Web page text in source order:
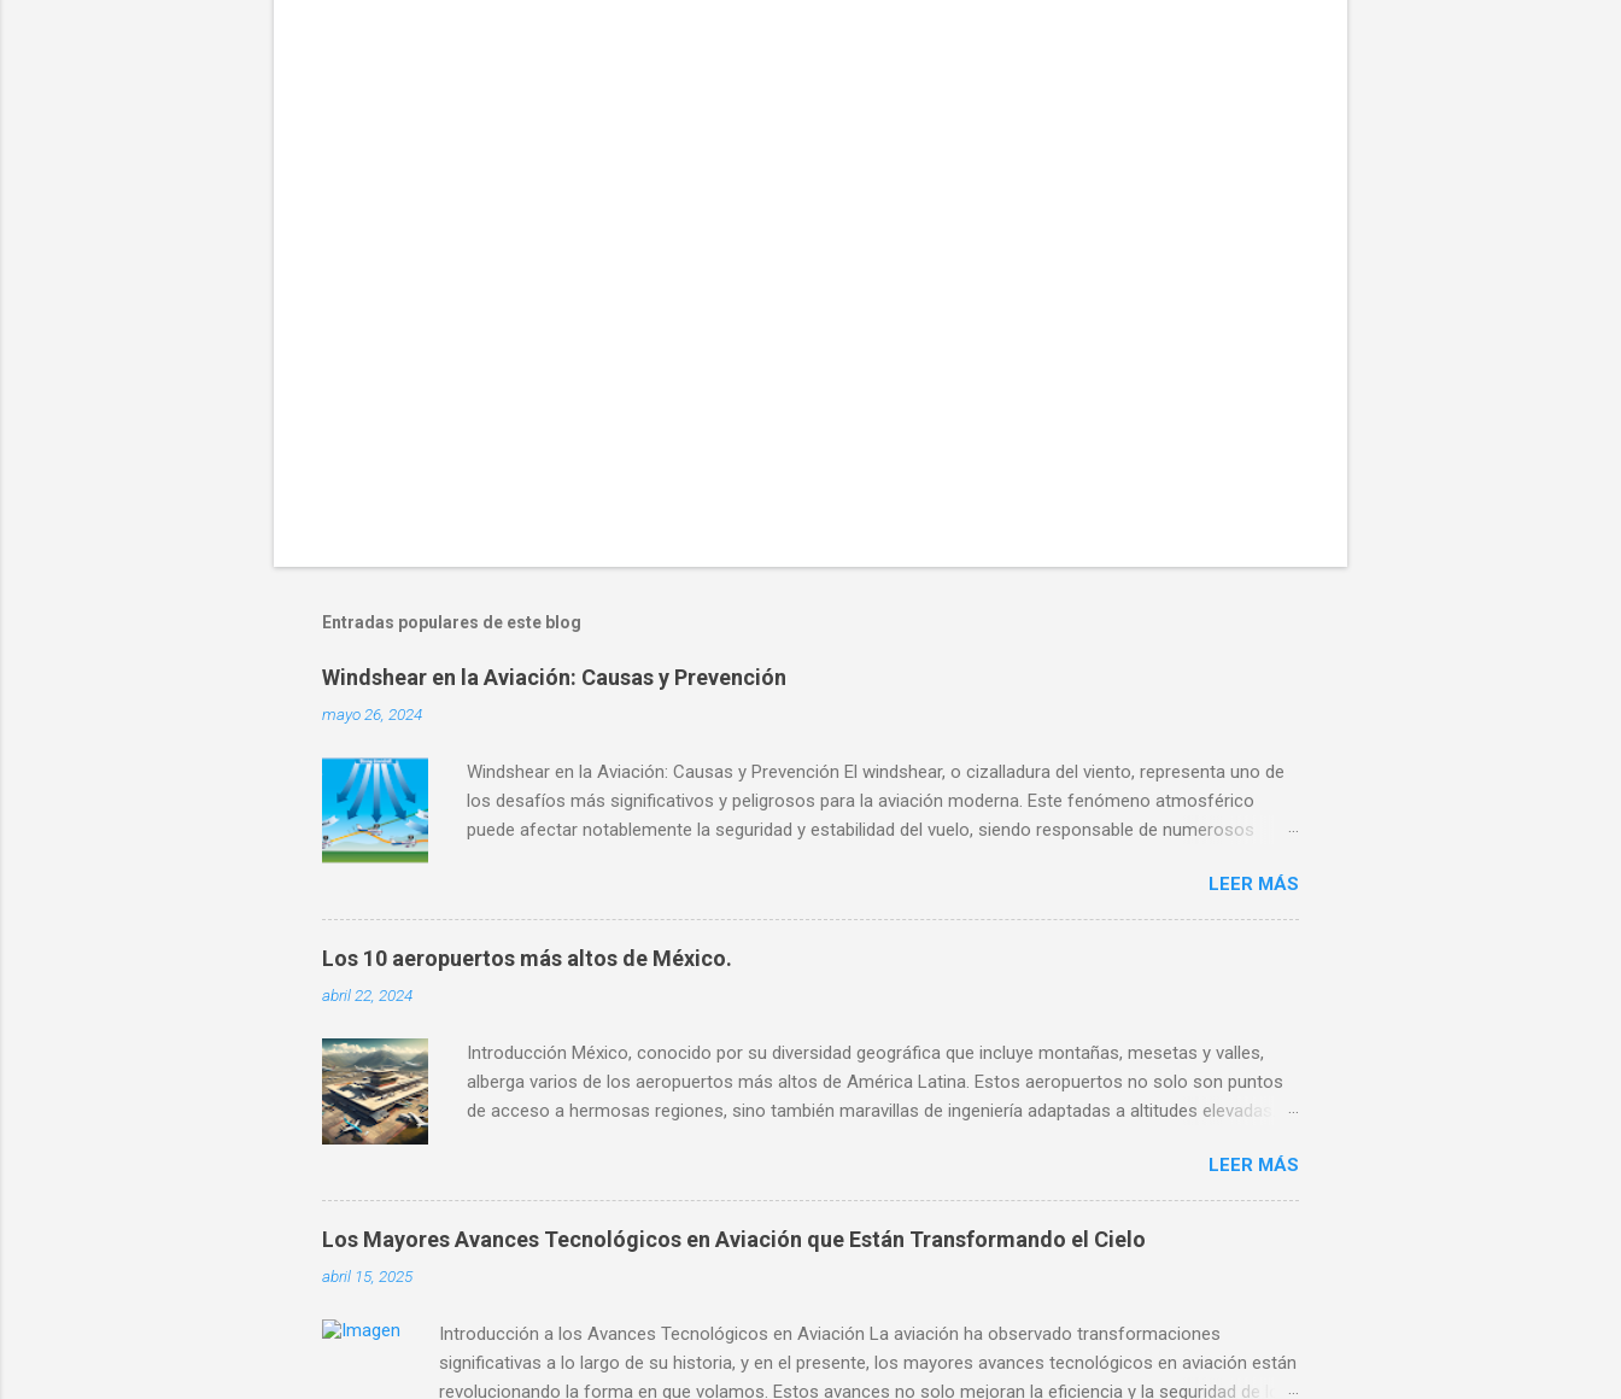
Entradas populares de este blog
Windshear en la Aviación: Causas y Prevención
mayo 26, 2024
Windshear en la Aviación: Causas y Prevención El windshear, o cizalladura del viento, representa uno de
los desafíos más significativos y peligrosos para la aviación moderna. Este fenómeno atmosférico
puede afectar notablemente la seguridad y estabilidad del vuelo, siendo responsable de numerosos
aviación es, por tanto, una prioridad crítica tanto para pilotos como para operadores de aeropuertos y
servicios meteorológicos. En este artículo, exploraremos en detalle qué es el windshear, sus tipos y
cómo afecta a la aviación . También analizaremos las principales causas de su aparición, abarcando
LEER MÁS
Los 10 aeropuertos más altos de México.
abril 22, 2024
Introducción México, conocido por su diversidad geográfica que incluye montañas, mesetas y valles,
alberga varios de los aeropuertos más altos de América Latina. Estos aeropuertos no solo son puntos
de acceso a hermosas regiones, sino también maravillas de ingeniería adaptadas a altitudes elevadas.
importancia que tienen para sus respectivas regiones. 1. Aeropuerto Internacional Felipe Ángeles (AIFA)
Ubicado en Zumpango, Estado de México, el Aeropuerto Internacional Felipe Ángeles es uno de los más
nuevos y modernos del país. Con una altitud de aproximadamente 2,200 metros sobre el nivel del mar,
facilita tanto operaciones nacionales como internacionales. 2. Aeropuerto Internacional de Toluca (AIT)
LEER MÁS
Los Mayores Avances Tecnológicos en Aviación que Están Transformando el Cielo
abril 15, 2025
Introducción a los Avances Tecnológicos en Aviación La aviación ha observado transformaciones
significativas a lo largo de su historia, y en el presente, los mayores avances tecnológicos en aviación están
revolucionando la forma en que volamos. Estos avances no solo mejoran la eficiencia y la seguridad de los